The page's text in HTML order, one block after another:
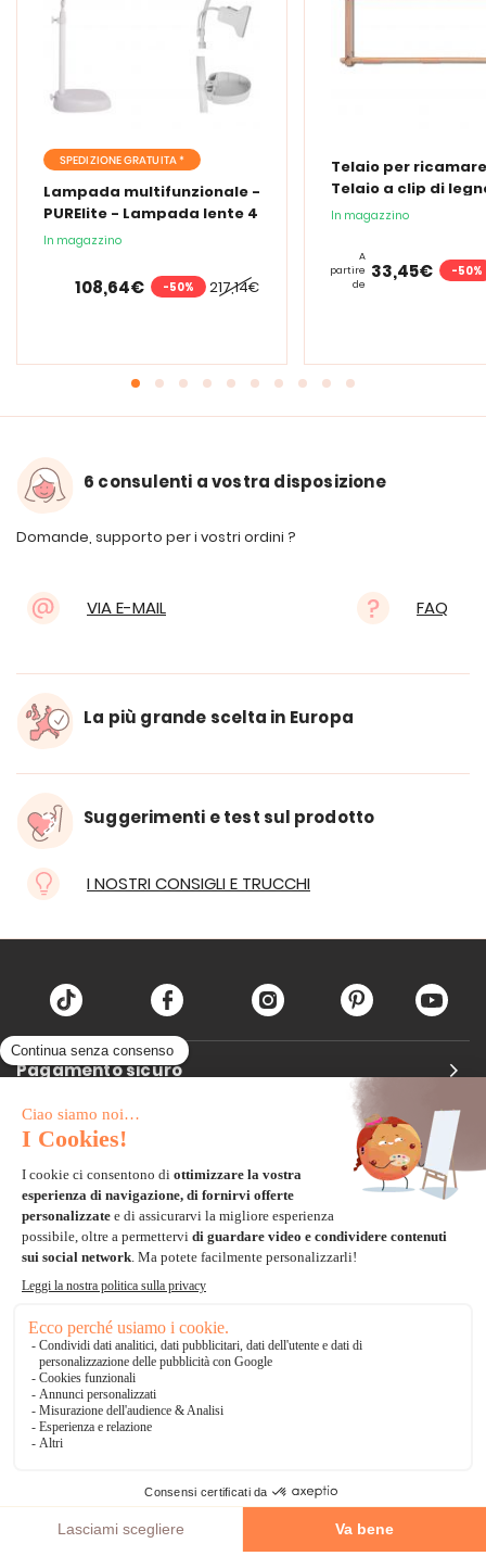
SPEDIZIONE GRATUITA *
Lampada multifunzionale -
PURElite - Lampada lente 4
in 1
In magazzino
217,14€
108,64€ -50%
Telaio per
Telaio a clip di
In magazzino
A
partire
de
33,45€ -50%
6 consulenti a vostra disposizione
Domande, supporto per i vostri ordini ?
VIA E-MAIL FAQ
La più grande scelta in Europa
Suggerimenti e test sul prodotto
I NOSTRI CONSIGLI E TRUCCHI
Pagamento sicuro
Carta di credito
Paypal
Bonifico Bancario
3 volte senza tasse
*Soluzioni di consegna
Delivengo Domicilio Internazionale